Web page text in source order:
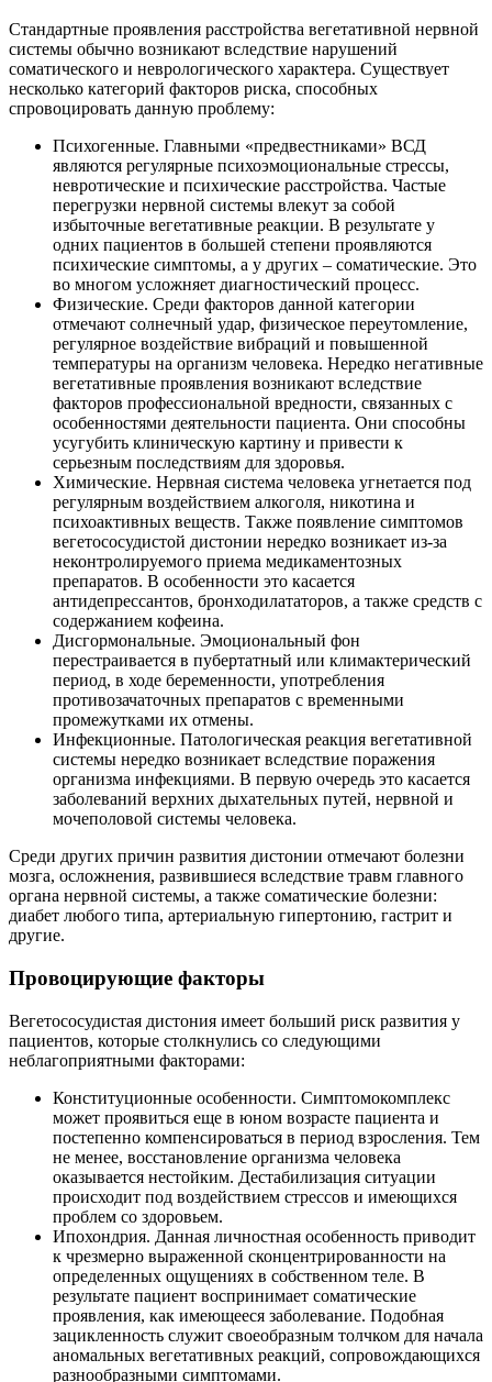
Стандартные проявления расстройства вегетативной нервной
системы обычно возникают вследствие нарушений
соматического и неврологического характера. Существует
несколько категорий факторов риска, способных
спровоцировать данную проблему:
Психогенные. Главными «предвестниками» ВСД
являются регулярные психоэмоциональные стрессы,
невротические и психические расстройства. Частые
перегрузки нервной системы влекут за собой
избыточные вегетативные реакции. В результате у
одних пациентов в большей степени проявляются
психические симптомы, а у других – соматические. Это
во многом усложняет диагностический процесс.
Физические. Среди факторов данной категории
отмечают солнечный удар, физическое переутомление,
регулярное воздействие вибраций и повышенной
температуры на организм человека. Нередко негативные
вегетативные проявления возникают вследствие
факторов профессиональной вредности, связанных с
особенностями деятельности пациента. Они способны
усугубить клиническую картину и привести к
серьезным последствиям для здоровья.
Химические. Нервная система человека угнетается под
регулярным воздействием алкоголя, никотина и
психоактивных веществ. Также появление симптомов
вегетососудистой дистонии нередко возникает из-за
неконтролируемого приема медикаментозных
препаратов. В особенности это касается
антидепрессантов, бронходилататоров, а также средств с
содержанием кофеина.
Дисгормональные. Эмоциональный фон
перестраивается в пубертатный или климактерический
период, в ходе беременности, употребления
противозачаточных препаратов с временными
промежутками их отмены.
Инфекционные. Патологическая реакция вегетативной
системы нередко возникает вследствие поражения
организма инфекциями. В первую очередь это касается
заболеваний верхних дыхательных путей, нервной и
мочеполовой системы человека.
Среди других причин развития дистонии отмечают болезни
мозга, осложнения, развившиеся вследствие травм главного
органа нервной системы, а также соматические болезни:
диабет любого типа, артериальную гипертонию, гастрит и
другие.
Провоцирующие факторы
Вегетососудистая дистония имеет больший риск развития у
пациентов, которые столкнулись со следующими
неблагоприятными факторами:
Конституционные особенности. Симптомокомплекс
может проявиться еще в юном возрасте пациента и
постепенно компенсироваться в период взросления. Тем
не менее, восстановление организма человека
оказывается нестойким. Дестабилизация ситуации
происходит под воздействием стрессов и имеющихся
проблем со здоровьем.
Ипохондрия. Данная личностная особенность приводит
к чрезмерно выраженной сконцентрированности на
определенных ощущениях в собственном теле. В
результате пациент воспринимает соматические
проявления, как имеющееся заболевание. Подобная
зацикленность служит своеобразным толчком для начала
аномальных вегетативных реакций, сопровождающихся
разнообразными симптомами.